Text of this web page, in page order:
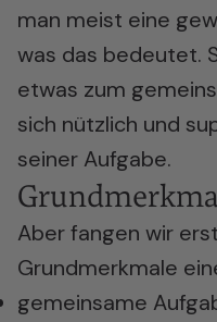
man meist eine
was das bedeutet.
etwas zum
sich nützlich und
seiner Aufgabe.
Aber fangen wir
Grundmerkmale
gemeinsame